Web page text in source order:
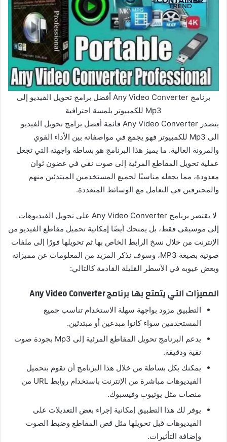
برنامج Any Video Converter أفضل برامج تحويل الفيديو إلى
Mp3 للكمبيوتر بلمسة احترافية
يتصدر Any Video Converter قائمة أفضل برامج تحويل الفيديو
الى Mp3 للكمبيوتر فهو يجمع في مواصفاته بين الأداء القوي
والمرونة العالية. ما يميز هذا البرنامج هو بساطة واجهته التي تجعل
عملية تحويل المقاطع المرئية إلى صوت نقي في غضون ثوان
معدودة، مما يجعله مناسبًا لجميع المستخدمين المبتدئين منهم
والمحترفين في التعامل مع الوسائط المتعددة.
لا يقتصر برنامج Any Video Converter على تحويل الفيديوهات
إلى موسيقى فقط، بل يمنحك أيضًا إمكانية تحميل مقاطع الفيديو من
الإنترنت من خلال نسخ الرابط الخاص بها ثم تحويلها فورًا إلى ملفات
صوتية بصيغة MP3، وسوف نذكر المزيد من المعلومات عن مميزاته
وبعض عيوبه في الأسطر القليلة القادمة كالتالي:
المميزات التي يتمتع بها برنامج Any Video Converter
التطبيق مزود بواجهة سهلة الاستخدام تناسب جميع
المستخدمين سواء كانوا مبدعين أو مبتدئين.
يدعم البرنامج تحويل المقاطع المرئية إلى Mp3 بجودة صوت
نقية ودقيقة.
يمكنك بكل بساطة من خلال هذا البرنامج أن تقوم بتحميل
الفيديوهات مباشرة من الإنترنت باستخدام روابط URL من
منصات مثل يوتيوب وفيسبوك.
يوفر لك هذا التطبيق إمكانية إجراء بعض التعديلات على
الفيديوهات قبل تحويلها مثل قص المقاطع وضبط الصوت
وإضافة التأثيرات.